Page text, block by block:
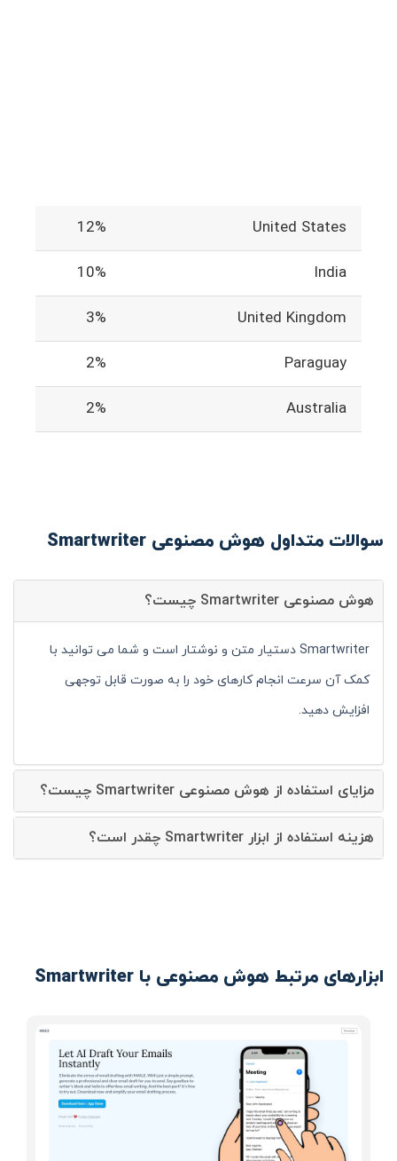
United States
12%
India
10%
United Kingdom
3%
Paraguay
2%
Australia
2%
سوالات متداول هوش مصنوعی Smartwriter
هوش مصنوعی Smartwriter چیست؟
Smartwriter دستیار متن و نوشتار است و شما می توانید با
کمک آن سرعت انجام کارهای خود را به صورت قابل توجهی
افزایش دهید.
مزایای استفاده از هوش مصنوعی Smartwriter چیست؟
هزینه استفاده از ابزار Smartwriter چقدر است؟
ابزارهای مرتبط هوش مصنوعی با Smartwriter